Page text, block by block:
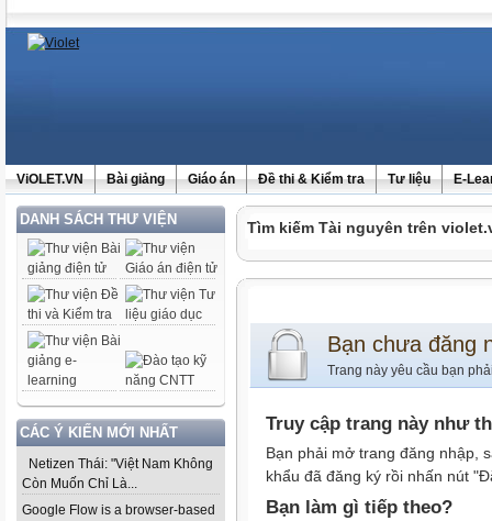
ViOLET.VN Bài giảng Giáo án Đề thi & Kiểm tra Tư liệu E-
DANH SÁCH THƯ VIỆN
CÁC Ý KIẾN MỚI NHẤT
Netizen Thái: "Việt Nam Không
Còn Muốn Chỉ Là...
Google Flow is a browser-based
Tìm kiếm Tài nguyên trên
Bạn chưa đăng
Trang này yêu cầu bạn
Truy cập trang này như
Bạn phải mở trang đăng nhập,
khẩu đã đăng ký rồi nhấn nút
Bạn làm gì tiếp theo?